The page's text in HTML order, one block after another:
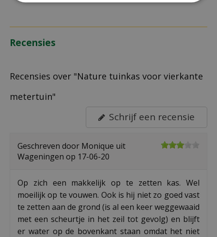
Recensies
Recensies over "Nature tuinkas voor vierkante
metertuin"
Schrijf een recensie
Geschreven door Monique uit
Wageningen op 17-06-20
Op zich een makkelijk op te zetten kas. Wel
moeilijk op te vouwen. Ook is hij niet zo goed vast
te zetten aan de grond (is al een keer weggewaaid
met een scheurtje in het zeil tot gevolg) en blijft
er water op de bovenkant staan omdat het niet